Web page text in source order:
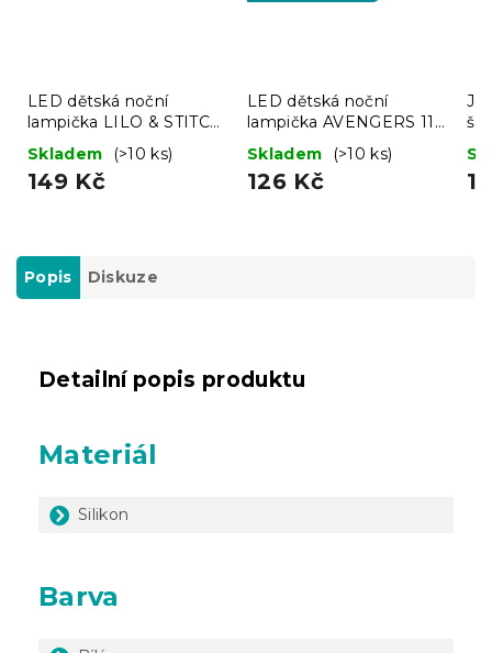
LED dětská noční
lampička LILO & STITCH
11 cm růžová
Skladem (>10 ks)
149 Kč
LED dětská noční
lampička AVENGERS 11
cm modrá
Skladem (>10 ks)
126 Kč
Popis Diskuze
Detailní popis produktu
Materiál
Silikon
Barva